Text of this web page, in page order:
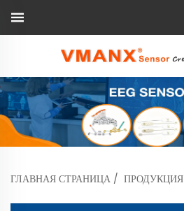
ГЛАВНАЯ СТРАНИЦА / ПРОДУКЦИЯ